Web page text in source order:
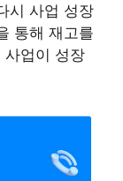
시 사업 성장
통해 재고를
사업이 성장